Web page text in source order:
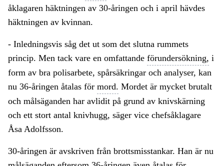
åklagaren häktningen av 30-åringen och i april hävdes
häktningen av kvinnan.
- Inledningsvis såg det ut som det slutna rummets
princip. Men tack vare en omfattande förundersökning, i
form av bra polisarbete, spårsäkringar och analyser, kan
nu 36-åringen åtalas för mord. Mordet är mycket brutalt
och målsäganden har avlidit på grund av knivskärning
och ett stort antal knivhugg, säger vice chefsåklagare
Åsa Adolfsson.
30-åringen är avskriven från brottsmisstankar. Han är nu